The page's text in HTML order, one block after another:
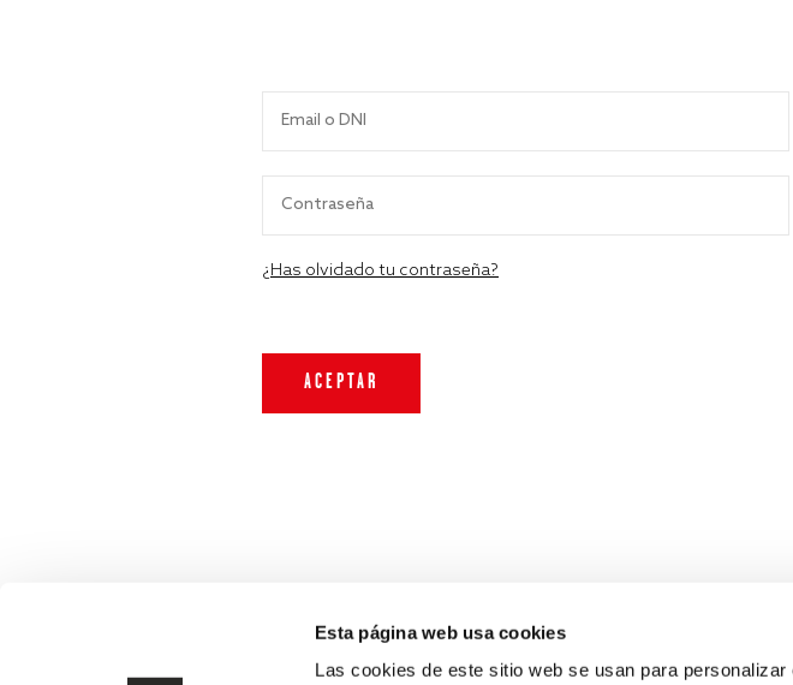
Esta página web usa cookies
Las cookies de este sitio web se usan para
¿Has olvidado tu contraseña?